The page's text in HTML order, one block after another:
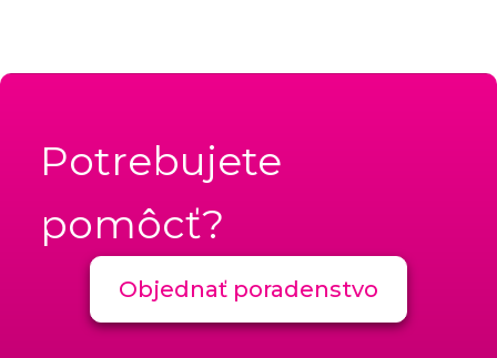
Potrebujete
pomôcť?
Objednať poradenstvo